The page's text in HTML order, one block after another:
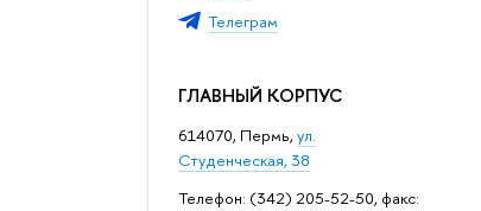
Телеграм
ГЛАВНЫЙ КОРПУС
614070, Пермь,ул.
Студенческая, 38
Телефон: (342) 205-52-50, факс: